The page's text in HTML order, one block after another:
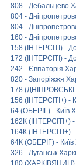
808 - Дебальцево
804 -
804 -
160 -
158 (ІНТЕРСІТІ) -
172 (ІНТЕРСІТІ) -
242 - Євпаторія
820 - Запоріжжя
178 (ДНІПРОВСЬКІ
156 (ІНТЕРСІТІ+) -
64 (ОБЕРІГ) - Київ
162К (ІНТЕРСІТІ+) -
164К (ІНТЕРСІТІ+) -
64К (ОБЕРІГ) - Київ
326 - Луганськ
180 (ХАРКІВЯНИН) -